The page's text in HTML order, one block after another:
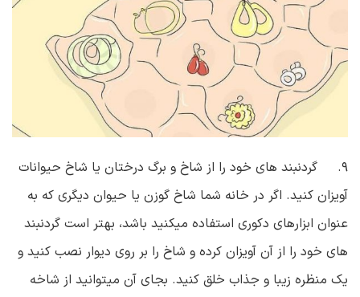
۹. گردنبند های خود را از شاخ و برگ درختان یا شاخ حیوانات
آویزان کنید. اگر در خانه شما شاخ گوزن یا حیوان دیگری که به
عنوان ابزارهای دکوری استفاده میکنید باشد، بهتر است گردنبند
های خود را از آن آویزان کرده و شاخ را بر روی دیوار نصب کنید و
یک منظره زیبا و جذاب خلق کنید. بجای آن میتوانید از شاخه